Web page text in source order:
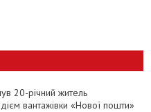
20-річний житель
вантажівки «Нової пошти»